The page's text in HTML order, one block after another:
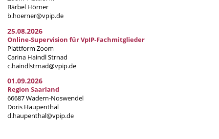
Bärbel Hörner
b.hoerner@vpip.de
25.08.2026
Online-Supervision für VpIP-Fachmitglieder
Plattform Zoom
Carina Haindl Strnad
c.haindlstrnad@vpip.de
01.09.2026
Region Saarland
66687 Wadern-Noswendel
Doris Haupenthal
d.haupenthal@vpip.de